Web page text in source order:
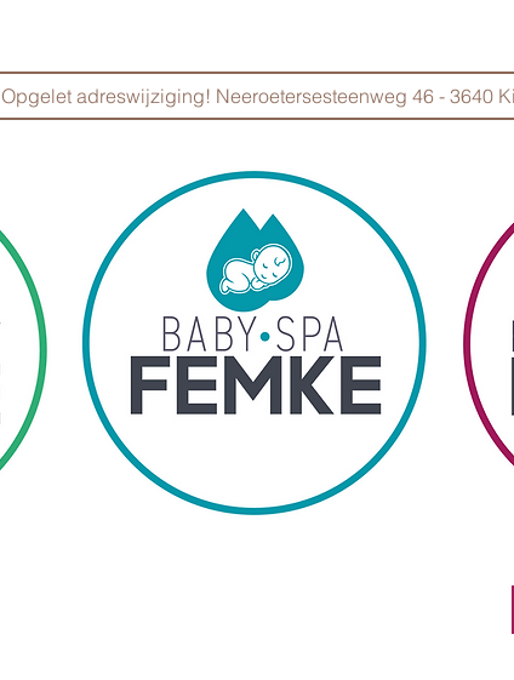
Opgelet adreswijziging! Neeroetersesteenweg 46 - 3640